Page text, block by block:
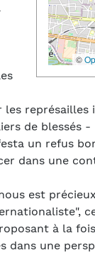
©
représailles
de blessés -
un refus
dans une
est
à la
dans une